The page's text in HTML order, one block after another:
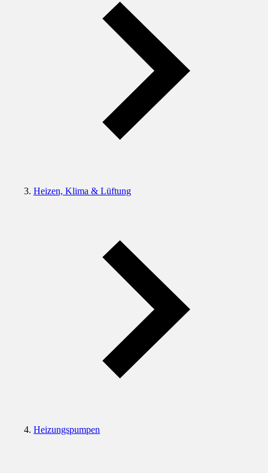
Heizen, Klima & Lüftung
Heizungspumpen